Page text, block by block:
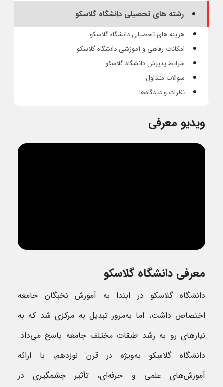
رشته های تحصیلی دانشگاه گلاسکو
هزینه های تحصیلی دانشگاه گلاسکو
امکانات رفاهی و آموزشی دانشگاه گلاسکو
شرایط پذیرش دانشگاه گلاسکو
سوالات متداول
نظرات و دیدگاه‌ها
ویدیو معرفی
معرفی دانشگاه گلاسکو
دانشگاه گلاسکو در ابتدا به آموزش نخبگان جامعه
اختصاص داشت، اما به‌مرور تبدیل به مرکزی شد که به
نیازهای رو به رشد طبقات مختلف جامعه پاسخ می‌داد.
دانشگاه گلاسکو به‌ویژه در قرن نوزدهم، با ارائه
آموزش‌های علمی و حرفه‌ای، تأثیر چشمگیری در